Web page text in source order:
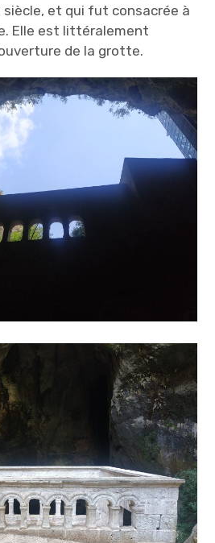
et qui fut consacrée à
Elle est littéralement
de la grotte.